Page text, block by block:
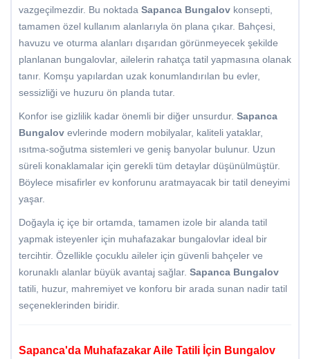
vazgeçilmezdir. Bu noktada Sapanca Bungalov konsepti,
tamamen özel kullanım alanlarıyla ön plana çıkar. Bahçesi,
havuzu ve oturma alanları dışarıdan görünmeyecek şekilde
planlanan bungalovlar, ailelerin rahatça tatil yapmasına olanak
tanır. Komşu yapılardan uzak konumlandırılan bu evler,
sessizliği ve huzuru ön planda tutar.
Konfor ise gizlilik kadar önemli bir diğer unsurdur. Sapanca
Bungalov evlerinde modern mobilyalar, kaliteli yataklar,
ısıtma-soğutma sistemleri ve geniş banyolar bulunur. Uzun
süreli konaklamalar için gerekli tüm detaylar düşünülmüştür.
Böylece misafirler ev konforunu aratmayacak bir tatil deneyimi
yaşar.
Doğayla iç içe bir ortamda, tamamen izole bir alanda tatil
yapmak isteyenler için muhafazakar bungalovlar ideal bir
tercihtir. Özellikle çocuklu aileler için güvenli bahçeler ve
korunaklı alanlar büyük avantaj sağlar. Sapanca Bungalov
tatili, huzur, mahremiyet ve konforu bir arada sunan nadir tatil
seçeneklerinden biridir.
Sapanca'da Muhafazakar Aile Tatili İçin Bungalov